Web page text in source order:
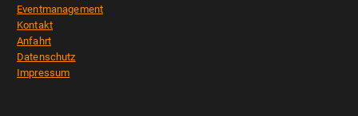
Eventmanagement
Kontakt
Anfahrt
Datenschutz
Impressum